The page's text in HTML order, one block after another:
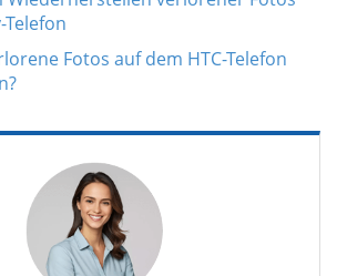
Fotos auf dem HTC-Telefon